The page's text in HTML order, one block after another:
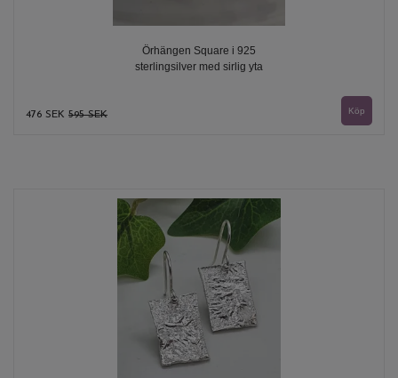
Örhängen Square i 925
sterlingsilver med sirlig yta
476 SEK 595 SEK